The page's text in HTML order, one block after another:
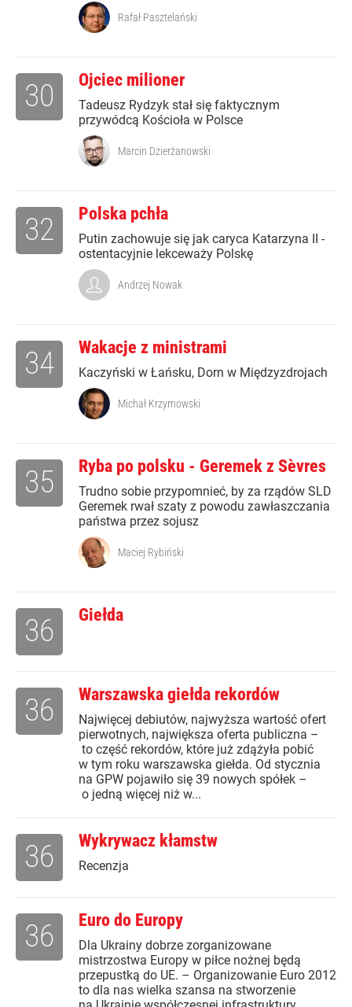
Rafał Pasztelański
Ojciec milioner
Tadeusz Rydzyk stał się faktycznym
przywódcą Kościoła w Polsce
30
Marcin Dzierżanowski
Polska pchła
Putin zachowuje się jak caryca Katarzyna II -
ostentacyjnie lekceważy Polskę
32
Andrzej Nowak
Wakacje z ministrami
Kaczyński w Łańsku, Dorn w Międzyzdrojach
34
Michał Krzymowski
Ryba po polsku - Geremek z Sèvres
Trudno sobie przypomnieć, by za rządów SLD
Geremek rwał szaty z powodu zawłaszczania
państwa przez sojusz
35
Maciej Rybiński
Giełda
36
Warszawska giełda rekordów
Najwięcej debiutów, najwyższa wartość ofert
pierwotnych, największa oferta publiczna –
to część rekordów, które już zdążyła pobić
w tym roku warszawska giełda. Od stycznia
na GPW pojawiło się 39 nowych spółek –
o jedną więcej niż w...
36
Wykrywacz kłamstw
Recenzja
36
Euro do Europy
Dla Ukrainy dobrze zorganizowane
mistrzostwa Europy w piłce nożnej będą
przepustką do UE. – Organizowanie Euro 2012
to dla nas wielka szansa na stworzenie
36